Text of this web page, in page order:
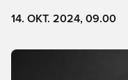
14. OKT. 2024, 09.00